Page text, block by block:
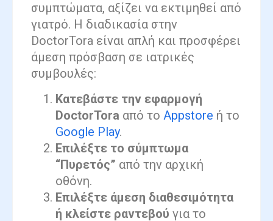
συμπτώματα, αξίζει να εκτιμηθεί από
γιατρό. Η διαδικασία στην
DoctorTora είναι απλή και προσφέρει
άμεση πρόσβαση σε ιατρικές
συμβουλές:
Κατεβάστε την εφαρμογή
DoctorTora από το Appstore ή το
Google Play.
Επιλέξτε το σύμπτωμα
“Πυρετός” από την αρχική
οθόνη.
Επιλέξτε άμεση διαθεσιμότητα
ή κλείστε ραντεβού για το